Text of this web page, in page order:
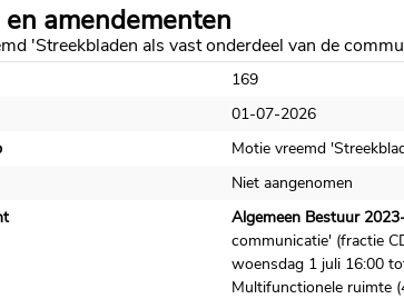
amendementen
'Streekbladen als vast onderdeel van de
169
01-07-2026
Motie vreemd
Niet aangenomen
Algemeen Bestuur
communicatie' (fractie
woensdag 1 juli 16:00
Multifunctionele ruimte